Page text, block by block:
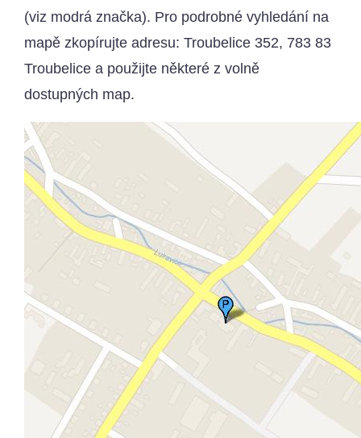
(viz modrá značka). Pro podrobné vyhledání na
mapě zkopírujte adresu: Troubelice 352, 783 83
Troubelice a použijte některé z volně
dostupných map.